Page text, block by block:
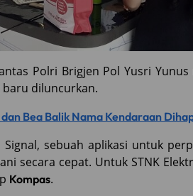
Polri Brigjen Pol Yusri Yunus
baru diluncurkan.
Bea Balik Nama Kendaraan
sebuah aplikasi untuk
secara cepat. Untuk STNK
Kompas.